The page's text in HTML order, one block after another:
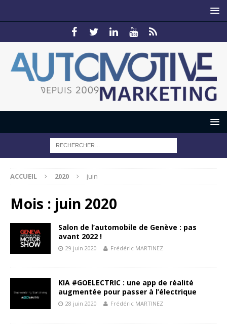
ACCUEIL 2020 juin
Mois : juin 2020
Salon de l’automobile de Genève : pas
avant 2022 !
29 juin 2020 Frédéric MARTINEZ
KIA #GOELECTRIC : une app de réalité
augmentée pour passer à l’électrique
28 juin 2020 Frédéric MARTINEZ